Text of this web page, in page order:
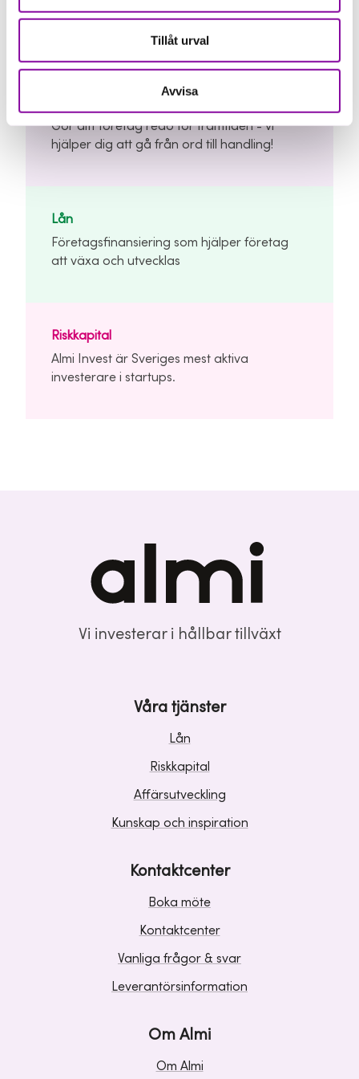
Tillåt urval
Avvisa
våra tjänster?
Våra tjänster
Gör ditt företag redo för framtiden - vi
hjälper dig att gå från ord till handling!
Lån
Företagsfinansiering som hjälper företag
att växa och utvecklas
Riskkapital
Almi Invest är Sveriges mest aktiva
investerare i startups.
Vi investerar i hållbar tillväxt
Våra tjänster
Lån
Riskkapital
Affärsutveckling
Kunskap och inspiration
Kontaktcenter
Boka möte
Kontaktcenter
Vanliga frågor & svar
Leverantörsinformation
Om Almi
Om Almi